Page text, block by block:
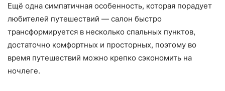
Ещё одна симпатичная особенность, которая порадует
любителей путешествий — салон быстро
трансформируется в несколько спальных пунктов,
достаточно комфортных и просторных, поэтому во
время путешествий можно крепко сэкономить на
ночлеге.